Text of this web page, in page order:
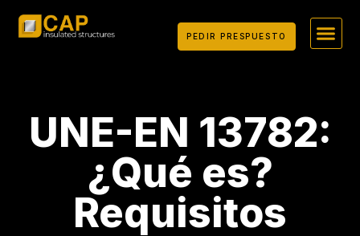
PEDIR PRESPUESTO
UNE-EN 13782:
¿Qué es?
Requisitos